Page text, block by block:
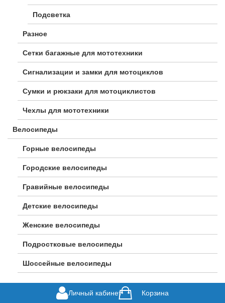
Подсветка
Разное
Сетки багажные для мототехники
Сигнализации и замки для мотоциклов
Сумки и рюкзаки для мотоциклистов
Чехлы для мототехники
Велосипеды
Горные велосипеды
Городские велосипеды
Гравийные велосипеды
Детские велосипеды
Женские велосипеды
Подростковые велосипеды
Шоссейные велосипеды
Личный кабинет Корзина